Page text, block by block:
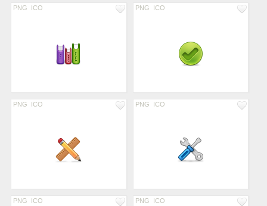
PNG ICO PNG ICO
PNG ICO PNG ICO
PNG ICO PNG ICO